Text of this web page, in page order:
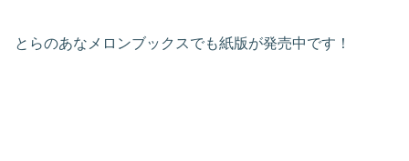
とらのあなメロンブックスでも紙版が発売中です！